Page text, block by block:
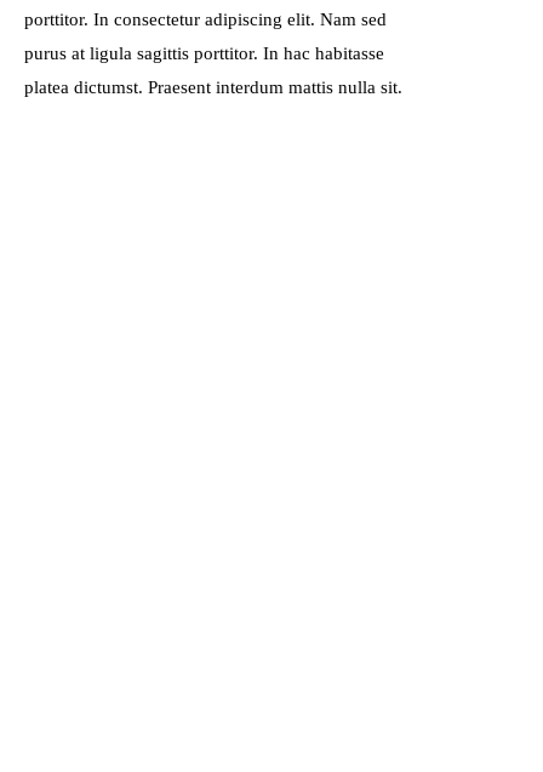
porttitor. In consectetur adipiscing elit. Nam sed
purus at ligula sagittis porttitor. In hac habitasse
platea dictumst. Praesent interdum mattis nulla sit.